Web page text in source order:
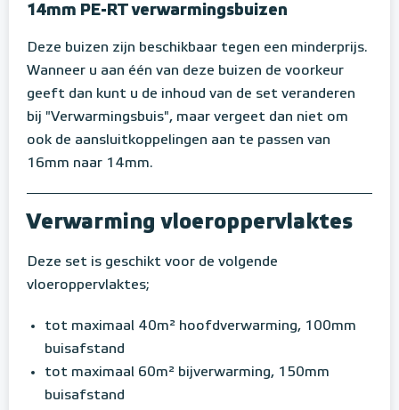
14mm PE-RT verwarmingsbuizen
Deze buizen zijn beschikbaar tegen een minderprijs.
Wanneer u aan één van deze buizen de voorkeur
geeft dan kunt u de inhoud van de set veranderen
bij "Verwarmingsbuis", maar vergeet dan niet om
ook de aansluitkoppelingen aan te passen van
16mm naar 14mm.
Verwarming vloeroppervlaktes
Deze set is geschikt voor de volgende
vloeroppervlaktes;
tot maximaal 40m² hoofdverwarming, 100mm
buisafstand
tot maximaal 60m² bijverwarming, 150mm
buisafstand